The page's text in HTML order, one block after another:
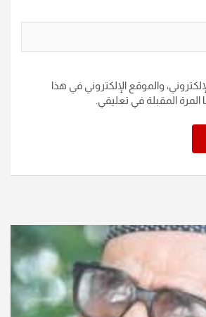
والموقع الإلكتروني في هذا
المقبلة في تعليقي.